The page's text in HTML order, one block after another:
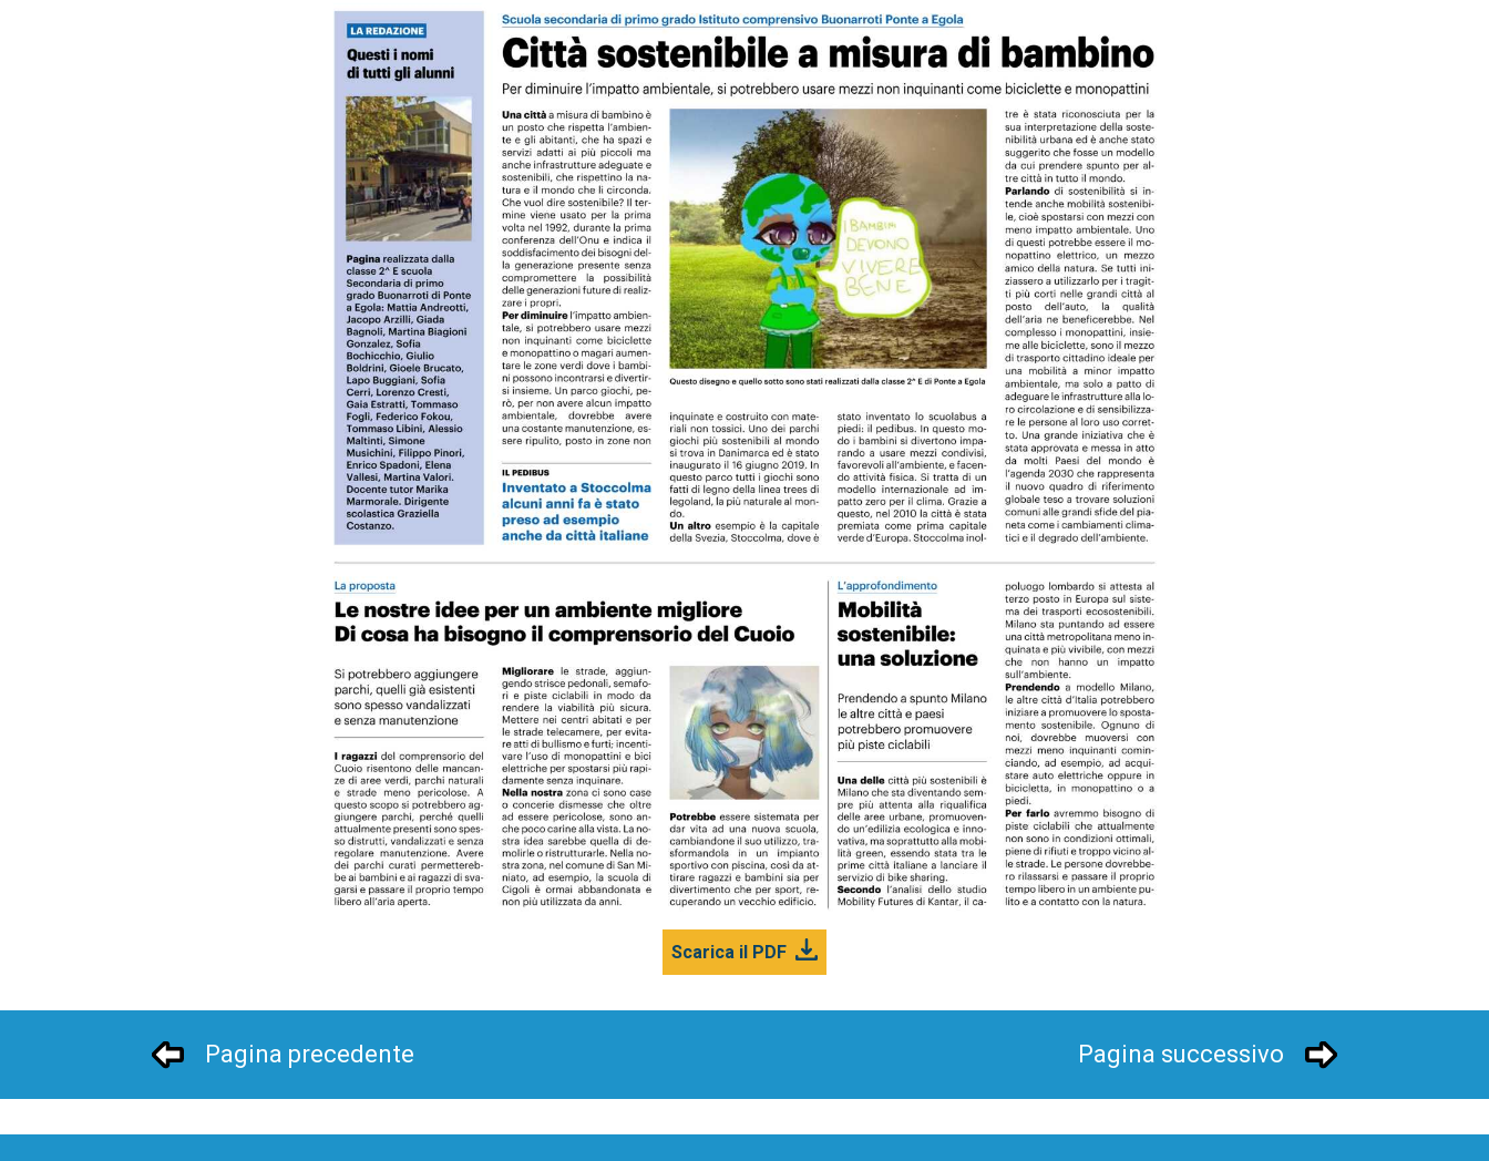
Scarica il PDF
Pagina precedente Pagina successivo